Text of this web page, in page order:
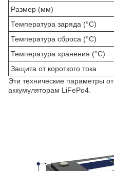
Размер (мм)
Температура заряда (°C)
Температура сброса (°C)
Температура хранения (°C)
Защита от короткого тока
Эти технические параметры
аккумуляторам LiFePo4.